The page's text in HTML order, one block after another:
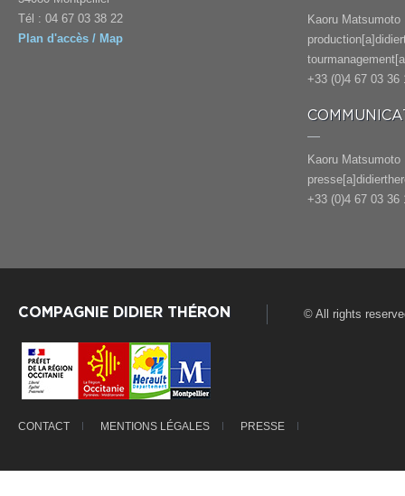
Tél : 04 67 03 38 22
Plan d'accès / Map
Kaoru Matsumoto
+33 (0)4 67 03 36
Kaoru Matsumoto
+33 (0)4 67 03 36
COMPAGNIE DIDIER THÉRON © All rights
CONTACT MENTIONS LÉGALES PRESSE